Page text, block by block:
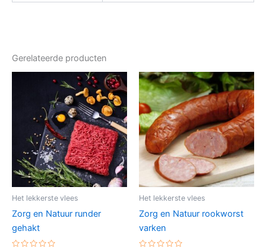
Gerelateerde producten
Het lekkerste vlees
Zorg en Natuur runder
gehakt
Het lekkerste vlees
Zorg en Natuur rookworst
varken